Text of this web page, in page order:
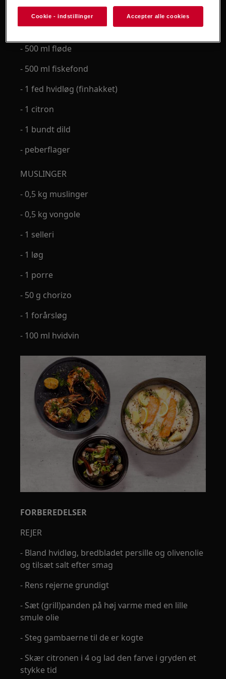
- 3 spiseskefulde olivenolie
- 500 ml mælk
- 500 ml fløde
- 500 ml fiskefond
- 1 fed hvidløg (finhakket)
- 1 citron
- 1 bundt dild
- peberflager
MUSLINGER
- 0,5 kg muslinger
- 0,5 kg vongole
- 1 selleri
- 1 løg
- 1 porre
- 50 g chorizo
- 1 forårsløg
- 100 ml hvidvin
FORBEREDELSER
REJER
- Bland hvidløg, bredbladet persille og olivenolie
og tilsæt salt efter smag
- Rens rejerne grundigt
- Sæt (grill)panden på høj varme med en lille
smule olie
- Steg gambaerne til de er kogte
- Skær citronen i 4 og lad den farve i gryden et
stykke tid
Cookie - indstillinger Accepter alle cookies